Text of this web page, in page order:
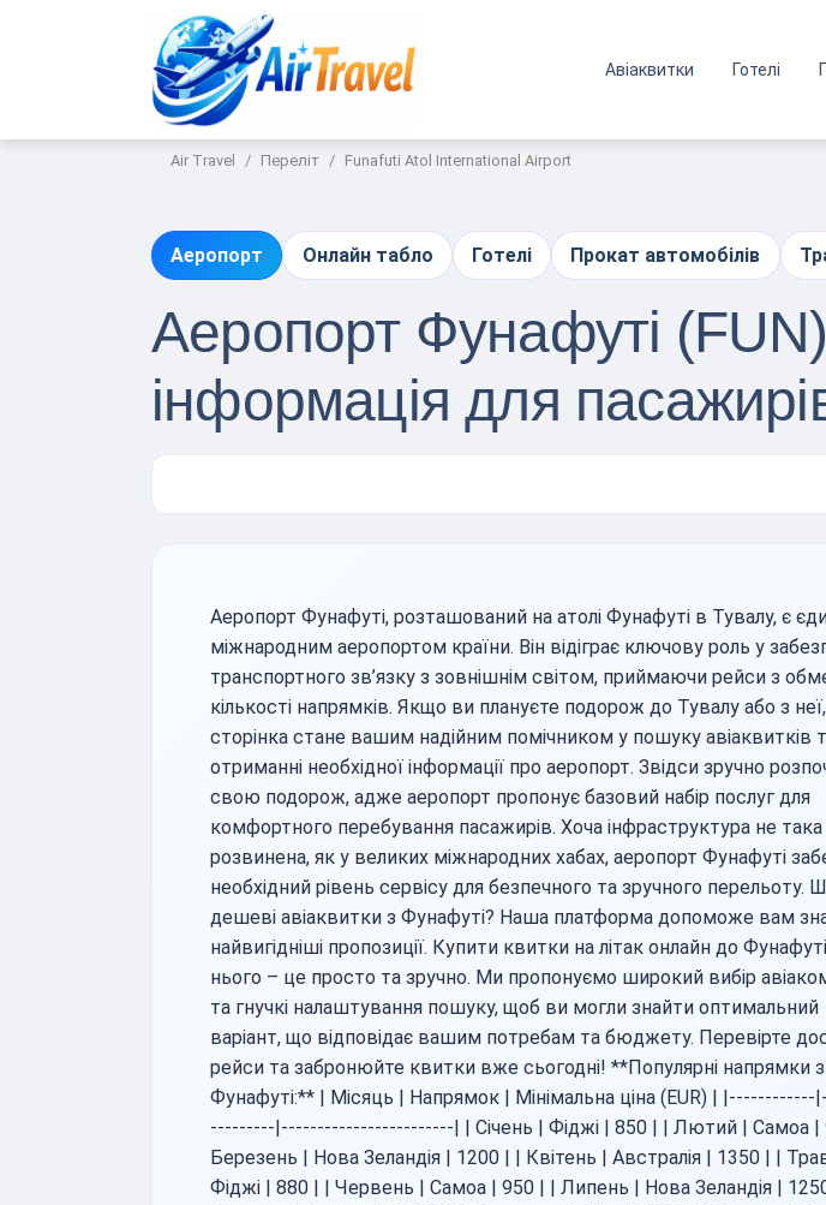
Авіаквитки Готелі
Air Travel Переліт Funafuti Atol International Airport
Аеропорт Онлайн табло Готелі Прокат автомобілів
Аеропорт Фунафуті
інформація для
Аеропорт Фунафуті, розташований на атолі Фунафуті в Тувалу, є
міжнародним аеропортом країни. Він відіграє ключову роль у
транспортного зв’язку з зовнішнім світом, приймаючи рейси з
кількості напрямків. Якщо ви плануєте подорож до Тувалу або з
сторінка стане вашим надійним помічником у пошуку авіаквитків
отриманні необхідної інформації про аеропорт. Звідси зручно
свою подорож, адже аеропорт пропонує базовий набір послуг для
комфортного перебування пасажирів. Хоча інфраструктура не така
розвинена, як у великих міжнародних хабах, аеропорт Фунафуті
необхідний рівень сервісу для безпечного та зручного перельоту.
дешеві авіаквитки з Фунафуті? Наша платформа допоможе вам
найвигідніші пропозиції. Купити квитки на літак онлайн до
нього – це просто та зручно. Ми пропонуємо широкий вибір
та гнучкі налаштування пошуку, щоб ви могли знайти оптимальний
варіант, що відповідає вашим потребам та бюджету. Перевірте
рейси та забронюйте квитки вже сьогодні! **Популярні напрямки з
Фунафуті:** | Місяць | Напрямок | Мінімальна ціна (EUR) |
---------|------------------------| | Січень | Фіджі | 850 | | Лютий | Самоа |
Березень | Нова Зеландія | 1200 | | Квітень | Австралія | 1350 | |
Фіджі | 880 | | Червень | Самоа | 950 | | Липень | Нова Зеландія | 1250